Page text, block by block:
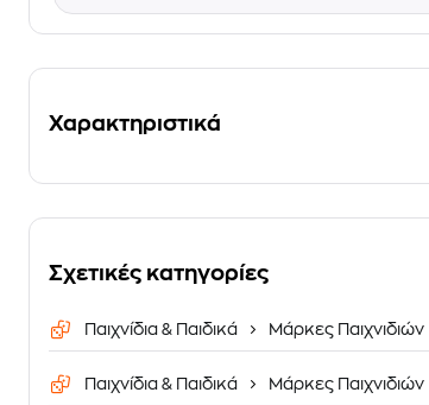
Χαρακτηριστικά
Σχετικές κατηγορίες
Παιχνίδια & Παιδικά Μάρκες Παιχνιδιών
Παιχνίδια & Παιδικά Μάρκες Παιχνιδιών